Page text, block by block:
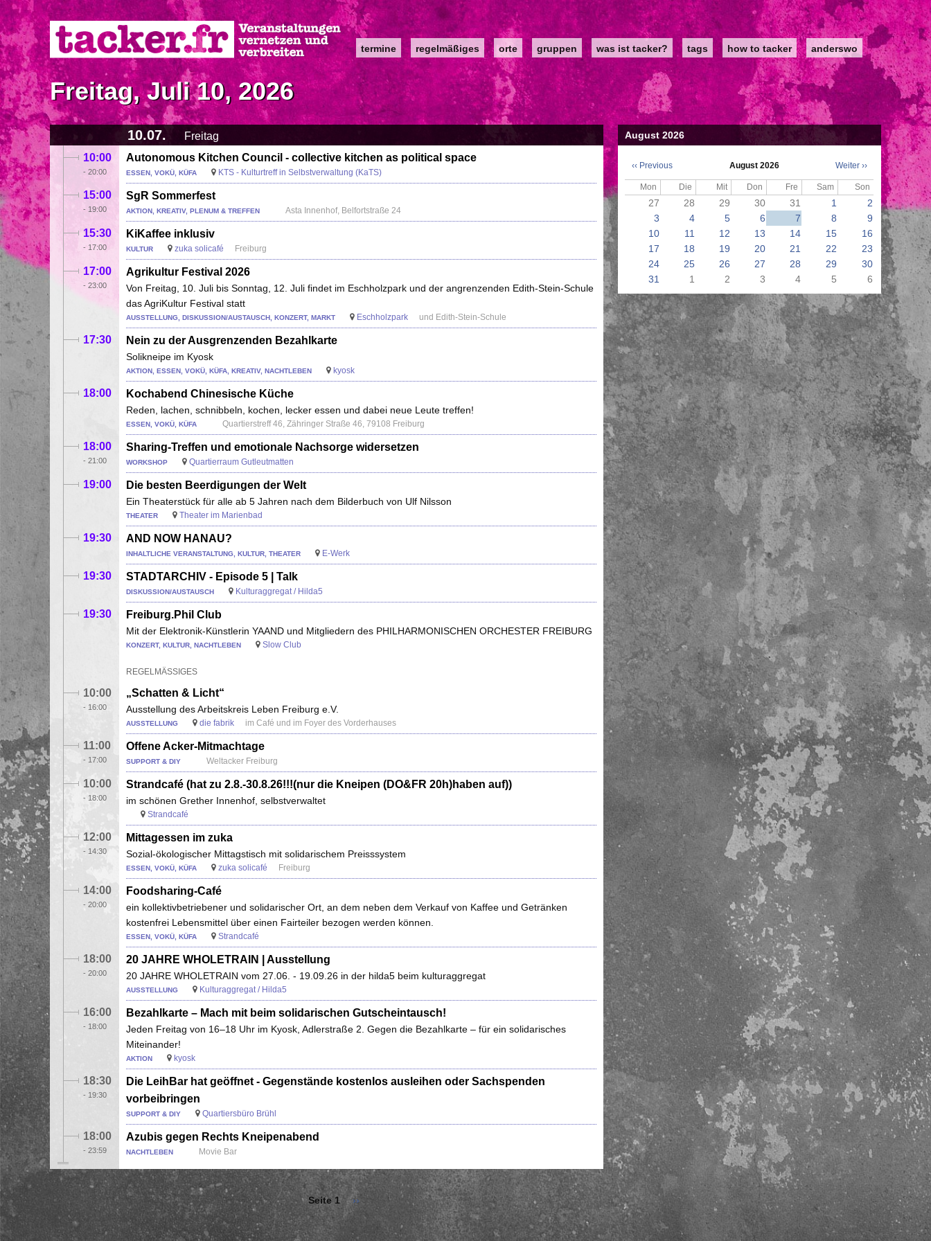
Direkt
zum
Inhalt
Main
navigation
termine regelmäßiges orte gruppen was ist tacker? tags how to tacker anderswo
Freitag, Juli 10, 2026
10.07.
Freitag
Autonomous Kitchen Council - collective kitchen as political space
10:00
- 20:00 ESSEN, VOKÜ, KÜFA KTS - Kulturtreff in Selbstverwaltung (KaTS)
SgR Sommerfest
15:00
- 19:00 AKTION, KREATIV, PLENUM & TREFFEN Asta Innenhof, Belfortstraße 24
KiKaffee inklusiv
15:30
- 17:00 KULTUR zuka solicafé Freiburg
Agrikultur Festival 2026
Von Freitag, 10. Juli bis Sonntag, 12. Juli findet im Eschholzpark und der angrenzenden Edith-Stein-Schule
das AgriKultur Festival statt
17:00
- 23:00
AUSSTELLUNG, DISKUSSION/AUSTAUSCH, KONZERT, MARKT Eschholzpark und Edith-Stein-Schule
Nein zu der Ausgrenzenden Bezahlkarte
Solikneipe im Kyosk
17:30
AKTION, ESSEN, VOKÜ, KÜFA, KREATIV, NACHTLEBEN kyosk
Kochabend Chinesische Küche
Reden, lachen, schnibbeln, kochen, lecker essen und dabei neue Leute treffen!
18:00
ESSEN, VOKÜ, KÜFA Quartierstreff 46, Zähringer Straße 46, 79108 Freiburg
Sharing-Treffen und emotionale Nachsorge widersetzen
18:00
- 21:00 WORKSHOP Quartierraum Gutleutmatten
Die besten Beerdigungen der Welt
Ein Theaterstück für alle ab 5 Jahren nach dem Bilderbuch von Ulf Nilsson
19:00
THEATER Theater im Marienbad
AND NOW HANAU?
19:30
INHALTLICHE VERANSTALTUNG, KULTUR, THEATER E-Werk
STADTARCHIV - Episode 5 | Talk
19:30
DISKUSSION/AUSTAUSCH Kulturaggregat / Hilda5
Freiburg.Phil Club
Mit der Elektronik-Künstlerin YAAND und Mitgliedern des PHILHARMONISCHEN ORCHESTER FREIBURG
19:30
KONZERT, KULTUR, NACHTLEBEN Slow Club
REGELMÄSSIGES
„Schatten & Licht“
Ausstellung des Arbeitskreis Leben Freiburg e.V.
10:00
- 16:00
AUSSTELLUNG die fabrik im Café und im Foyer des Vorderhauses
Offene Acker-Mitmachtage
11:00
- 17:00 SUPPORT & DIY Weltacker Freiburg
Strandcafé (hat zu 2.8.-30.8.26!!!(nur die Kneipen (DO&FR 20h)haben auf))
im schönen Grether Innenhof, selbstverwaltet
10:00
- 18:00
Strandcafé
Mittagessen im zuka
Sozial-ökologischer Mittagstisch mit solidarischem Preisssystem
12:00
- 14:30
ESSEN, VOKÜ, KÜFA zuka solicafé Freiburg
Foodsharing-Café
ein kollektivbetriebener und solidarischer Ort, an dem neben dem Verkauf von Kaffee und Getränken
kostenfrei Lebensmittel über einen Fairteiler bezogen werden können.
14:00
- 20:00
ESSEN, VOKÜ, KÜFA Strandcafé
20 JAHRE WHOLETRAIN | Ausstellung
20 JAHRE WHOLETRAIN vom 27.06. - 19.09.26 in der hilda5 beim kulturaggregat
18:00
- 20:00
AUSSTELLUNG Kulturaggregat / Hilda5
Bezahlkarte – Mach mit beim solidarischen Gutscheintausch!
Jeden Freitag von 16–18 Uhr im Kyosk, Adlerstraße 2. Gegen die Bezahlkarte – für ein solidarisches
Miteinander!
16:00
- 18:00
AKTION kyosk
Die LeihBar hat geöffnet - Gegenstände kostenlos ausleihen oder Sachspenden
vorbeibringen
18:30
- 19:30
SUPPORT & DIY Quartiersbüro Brühl
Azubis gegen Rechts Kneipenabend
18:00
- 23:59 NACHTLEBEN Movie Bar
Seitennummerierung Seite 1
Nächste
Seite
››
August 2026
Seitennummerierung
‹‹ Previous August 2026 Weiter ››
Mon Die Mit Don Fre Sam Son
27 28 29 30 31 1
2
3
4 5 6 7 8
9
10
11 12 13 14 15
16
17
18 19 20 21 22
23
24
25 26 27 28 29
30
31
1 2 3 4 5 6